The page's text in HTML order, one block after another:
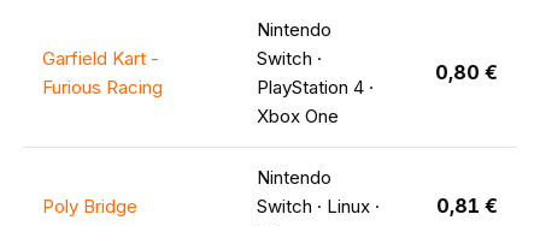
Garfield Kart -
Furious Racing
Nintendo
Switch ·
PlayStation 4 ·
Xbox One
0,80 €
Poly Bridge
Nintendo
Switch · Linux ·
0,81 €